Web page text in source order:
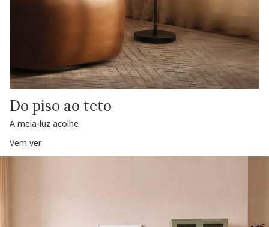
Do piso ao teto
A meia-luz acolhe
Vem ver